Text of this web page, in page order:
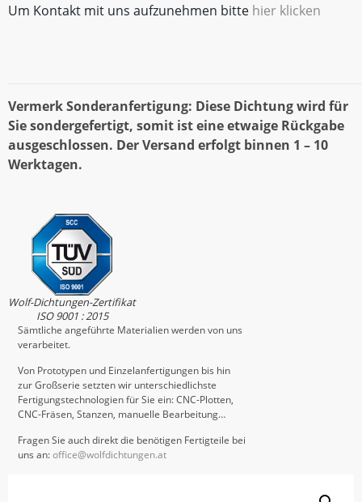
Um Kontakt mit uns aufzunehmen bitte hier klicken
Vermerk Sonderanfertigung: Diese Dichtung wird für
Sie sondergefertigt, somit ist eine etwaige Rückgabe
ausgeschlossen. Der Versand erfolgt binnen 1 – 10
Werktagen.
Wolf-Dichtungen-Zertifikat
ISO 9001 : 2015
Sämtliche angeführte Materialien werden von uns
verarbeitet.
Von Prototypen und Einzelanfertigungen bis hin
zur Großserie setzten wir unterschiedlichste
Fertigungstechnologien für Sie ein: CNC-Plotten,
CNC-Fräsen, Stanzen, manuelle Bearbeitung…
Fragen Sie auch direkt die benötigen Fertigteile bei
uns an:office@wolfdichtungen.at